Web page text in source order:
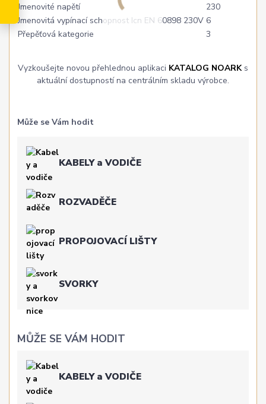
Jmenovité napětí
230
Jmenovitá vypínací schopnost Icn EN 60898 230V 6
Přepěťová kategorie
3
Vyzkoušejte novou přehlednou aplikaci KATALOG NOARKs
aktuální dostupností na centrálním skladu výrobce.
Může se Vám hodit
KABELY a VODIČE
ROZVADĚČE
PROPOJOVACÍ LIŠTY
SVORKY
MŮŽE SE VÁM HODIT
KABELY a VODIČE